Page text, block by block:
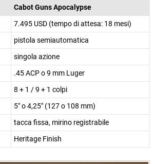
Cabot Guns Apocalypse
7.495 USD (tempo di attesa: 18 mesi)
pistola semiautomatica
singola azione
.45 ACP o 9 mm Luger
8 + 1 / 9 + 1 colpi
5" o 4,25" (127 o 108 mm)
tacca fissa, mirino registrabile
Heritage Finish